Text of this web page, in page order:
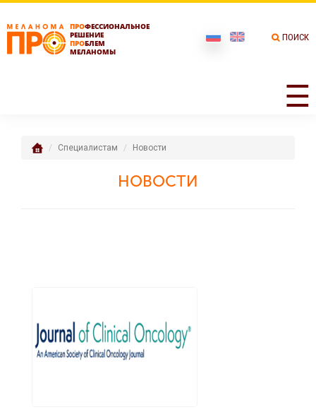
ПРОФЕССИОНАЛЬНОЕ
РЕШЕНИЕ
ПРОБЛЕМ
МЕЛАНОМЫ
☰
ПОИСК
Специалистам Новости
НОВОСТИ